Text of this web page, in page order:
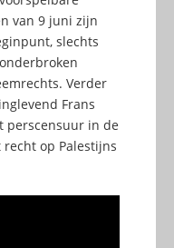
van 9 juni zijn
slechts
Verder
Frans
perscensuur in de
recht op Palestijns